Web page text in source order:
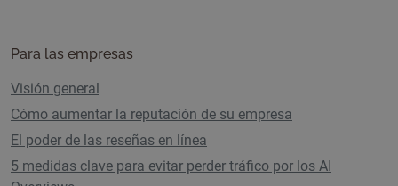
Para las empresas
Visión general
Cómo aumentar la reputación de su empresa
El poder de las reseñas en línea
5 medidas clave para evitar perder tráfico por los AI